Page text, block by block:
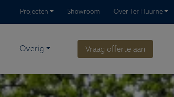
Projecten Showroom Over Ter Huurne
Overig Vraag offerte aan